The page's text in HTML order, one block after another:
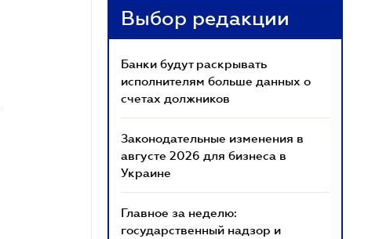
Выбор редакции
Банки будут раскрывать
исполнителям больше данных о
счетах должников
Законодательные изменения в
августе 2026 для бизнеса в
Украине
Главное за неделю:
государственный надзор и